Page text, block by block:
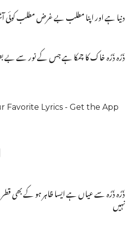
دنیا ہے اور اپنا مطلب بے غرض مطلب کوئی آشنا
ذَرَّہ ذَرَّہ خاک کا چمکا ہے جس کے نور سے بے
Favorite Lyrics - Get the App
ذَرَّہ ذَرَّہ سے عیاں ہے ایسا ظاہر ہو کے بھی
نہیں